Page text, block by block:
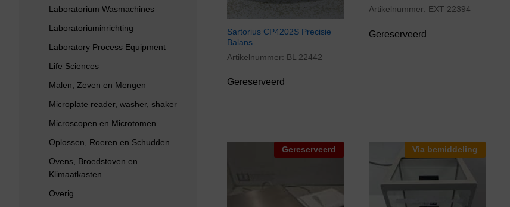
Sartorius CP4202S Precisie
Balans
Artikelnummer: BL 22442
Gereserveerd
Artikelnummer: EXT 22394
Gereserveerd
Gereserveerd Via bemiddeling
Laboratorium Wasmachines
Laboratoriuminrichting
Laboratory Process Equipment
Life Sciences
Malen, Zeven en Mengen
Microplate reader, washer, shaker
Microscopen en Microtomen
Oplossen, Roeren en Schudden
Ovens, Broedstoven en
Klimaatkasten
Overig